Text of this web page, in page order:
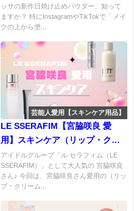
アを同時に♡ 敏感肌も安心の新
感覚パウダー！
ッサの新作日焼け止めパウダー、知って
ますか？ 特にInstagramやTikTokで「メイ
クの上から塗...
芸能人愛用【スキンケア用品】
LE SSERAFIM【宮脇咲良 愛
用】スキンケア（リップ・クリ
ーム・化粧水）などまとめ♪お気
に入りのスキンケアブランド
は？
アイドルグループ「ル セラフィム（LE
SSERAFIM）」として大人気の 宮脇咲良
さん♪ 今回は、宮脇咲良さん愛用の（リッ
プ・クリーム...